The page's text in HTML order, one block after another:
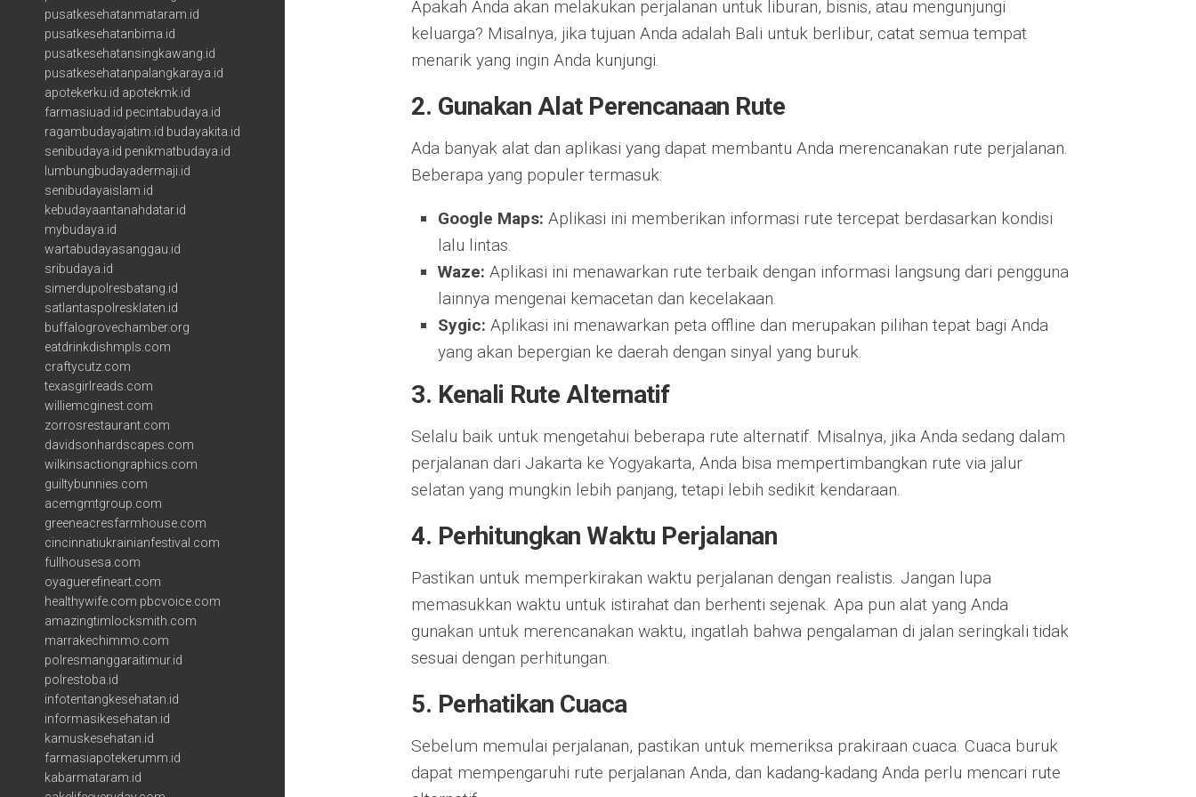
Apakah Anda akan melakukan perjalanan untuk liburan, bisnis, atau mengunjungi
keluarga? Misalnya, jika tujuan Anda adalah Bali untuk berlibur, catat semua tempat
menarik yang ingin Anda kunjungi.
2. Gunakan Alat Perencanaan Rute
Ada banyak alat dan aplikasi yang dapat membantu Anda merencanakan rute perjalanan.
Beberapa yang populer termasuk:
Google Maps: Aplikasi ini memberikan informasi rute tercepat berdasarkan kondisi
lalu lintas.
Waze: Aplikasi ini menawarkan rute terbaik dengan informasi langsung dari pengguna
lainnya mengenai kemacetan dan kecelakaan.
Sygic: Aplikasi ini menawarkan peta offline dan merupakan pilihan tepat bagi Anda
yang akan bepergian ke daerah dengan sinyal yang buruk.
3. Kenali Rute Alternatif
Selalu baik untuk mengetahui beberapa rute alternatif. Misalnya, jika Anda sedang dalam
perjalanan dari Jakarta ke Yogyakarta, Anda bisa mempertimbangkan rute via jalur
selatan yang mungkin lebih panjang, tetapi lebih sedikit kendaraan.
4. Perhitungkan Waktu Perjalanan
Pastikan untuk memperkirakan waktu perjalanan dengan realistis. Jangan lupa
memasukkan waktu untuk istirahat dan berhenti sejenak. Apa pun alat yang Anda
gunakan untuk merencanakan waktu, ingatlah bahwa pengalaman di jalan seringkali tidak
sesuai dengan perhitungan.
5. Perhatikan Cuaca
Sebelum memulai perjalanan, pastikan untuk memeriksa prakiraan cuaca. Cuaca buruk
dapat mempengaruhi rute perjalanan Anda, dan kadang-kadang Anda perlu mencari rute
pusatkesehatanmataram.id
pusatkesehatanbima.id
pusatkesehatansingkawang.id
pusatkesehatanpalangkaraya.id
apotekerku.id apotekmk.id
farmasiuad.id pecintabudaya.id
ragambudayajatim.id budayakita.id
senibudaya.id penikmatbudaya.id
lumbungbudayadermaji.id
senibudayaislam.id
kebudayaantanahdatar.id
mybudaya.id
wartabudayasanggau.id
sribudaya.id
simerdupolresbatang.id
satlantaspolresklaten.id
buffalogrovechamber.org
eatdrinkdishmpls.com
craftycutz.com
texasgirlreads.com
williemcginest.com
zorrosrestaurant.com
davidsonhardscapes.com
wilkinsactiongraphics.com
guiltybunnies.com
acemgmtgroup.com
greeneacresfarmhouse.com
cincinnatiukrainianfestival.com
fullhousesa.com
oyaguerefineart.com
healthywife.com pbcvoice.com
amazingtimlocksmith.com
marrakechimmo.com
polresmanggaraitimur.id
polrestoba.id
infotentangkesehatan.id
informasikesehatan.id
kamuskesehatan.id
farmasiapotekerumm.id
kabarmataram.id